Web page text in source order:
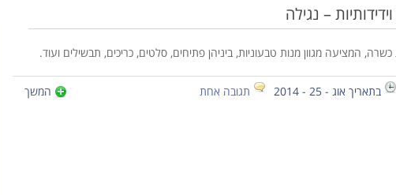
– נגילה
המציעה מגוון מנות טבעוניות, ביניהן פתיחים, סלטים, כריכים, תבשילים ועוד.
בתאריך אוג - 25 - 2014 תגובה אחת המשך